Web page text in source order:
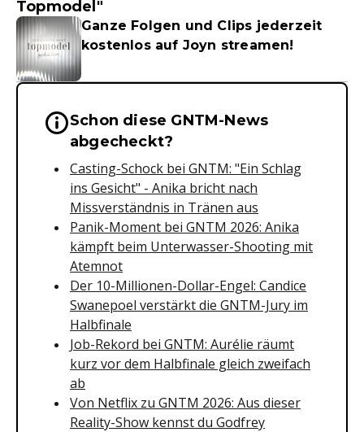
Topmodel"
Ganze Folgen und Clips jederzeit
kostenlos auf Joyn streamen!
Wichtige Hinweise &
Schon diese GNTM-News
abgecheckt?
Casting-Schock bei GNTM: "Ein Schlag
ins Gesicht" - Anika bricht nach
Missverständnis in Tränen aus
Panik-Moment bei GNTM 2026: Anika
kämpft beim Unterwasser-Shooting mit
Atemnot
Der 10-Millionen-Dollar-Engel: Candice
Swanepoel verstärkt die GNTM-Jury im
Halbfinale
Job-Rekord bei GNTM: Aurélie räumt
kurz vor dem Halbfinale gleich zweifach
ab
Von Netflix zu GNTM 2026: Aus dieser
Reality-Show kennst du Godfrey